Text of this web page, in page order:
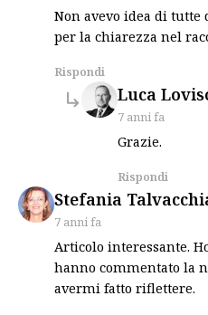
Non avevo idea di tutte
per la chiarezza nel
Rispondi
Luca
7 anni fa
Grazie.
Rispondi
Stefania
7 anni fa
Articolo interessante.
hanno commentato la
avermi fatto riflettere.